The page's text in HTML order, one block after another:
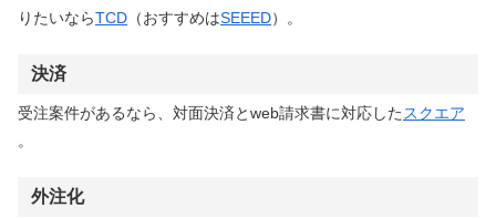
りたいならTCD （おすすめはSEEED）。
決済
受注案件があるなら、対面決済とweb請求書に対応した スクエア
。
外注化